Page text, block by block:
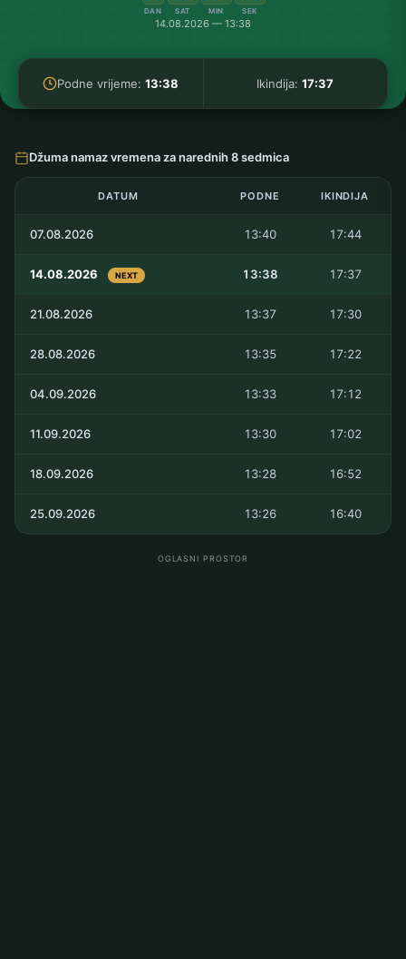
DAN SAT MIN SEK
14.08.2026 — 13:38
Podne vrijeme:13:38 Ikindija:17:37
Džuma namaz vremena za narednih 8 sedmica
DATUM PODNE IKINDIJA
07.08.2026 13:40 17:44
14.08.2026 NEXT 13:38 17:37
21.08.2026 13:37 17:30
28.08.2026 13:35 17:22
04.09.2026 13:33 17:12
11.09.2026 13:30 17:02
18.09.2026 13:28 16:52
25.09.2026 13:26 16:40
OGLASNI PROSTOR